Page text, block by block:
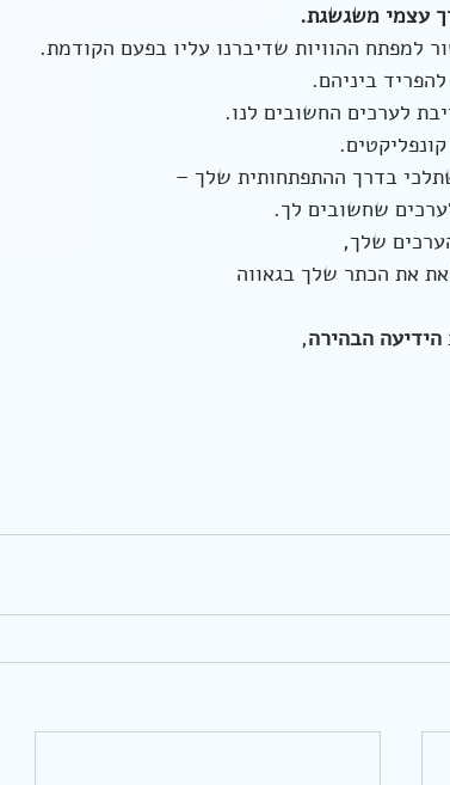
עצמי משגשגת.
למפתח ההוויות שדיברנו עליו בפעם הקודמת.
ביניהם.
לערכים החשובים לנו.
בדרך ההתפתחותית שלך –
שחשובים לך.
שלך,
את הכתר שלך בגאווה
הידיעה הבהירה,